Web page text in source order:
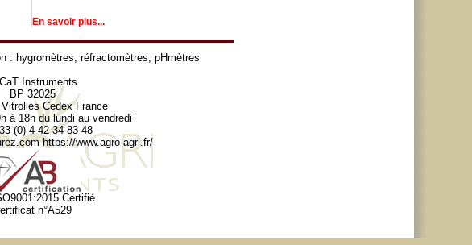
En savoir plus...
: hygromètres, réfractomètres, pHmètres
Instruments
BP 32025
Vitrolles Cedex France
à 18h du lundi au vendredi
(0) 4 42 34 83 48
https://www.agro-agri.fr/
Certifié
n°A529